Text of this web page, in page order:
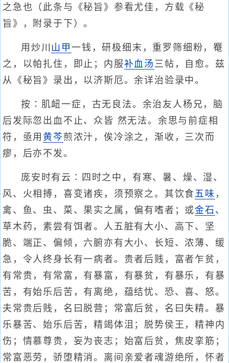
之急也（此条与《秘旨》参看尤佳，方载《秘
旨》，附录于下）。
用炒川 山甲一钱，研极细末，重罗筛细粉，罨
之，以帕扎住，即止；内服补血汤 三帖，自愈。兹
从《秘旨》录出，以济斯厄。余详治验录中。
按∶肌衄一症，古无良法。余治友人杨兄，脑
后发际忽出血不止、众皆 然无法。余思与前症相
符，亟用 黄芩煎浓汁，俟冷涂之，渐收，三次而
瘳，后亦不发。
庞安时有云∶四时之中，有寒、暑、燥、湿、
风、火相搏，喜变诸疾，须预察之。其饮食五味 ，
禽、鱼、虫、菜、果实之属，偏有嗜者；或金石 、
草木药，素尝有饵者。人五脏有大小、高下、坚
脆、端正、偏倾，六腑亦有大小、长短、浓薄、缓
急，令人终身长有一病者。贵者后贱，富者乍贫，
有常贵，有常富，有暴富，有暴贫，有暴乐，有暴
苦，有始乐后苦，有离绝，蕴结忧、恐、喜、怒。
夫常贵后贱，名曰脱营；常富后贫，名曰失精。暴
乐暴苦、始乐后苦，精竭体沮；脱势侯王，精神内
伤；情慕尊贵，妄为丧志；始富后贫，焦皮挛筋；
常富恶劳，骄堕精消。离间亲爱者魂游绝所，怀者